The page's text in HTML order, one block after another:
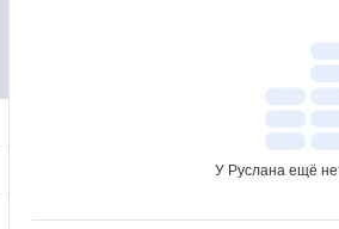
У Руслана ещё